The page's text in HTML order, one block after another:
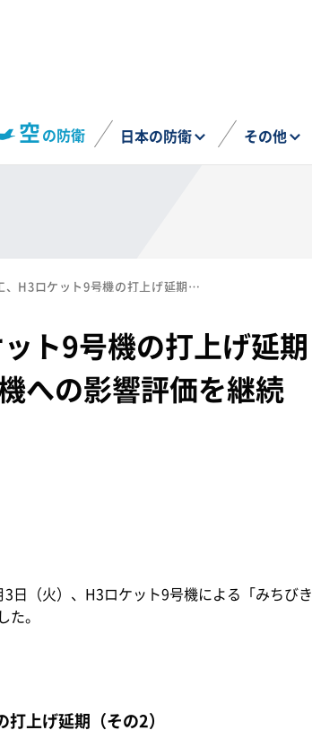
空の防衛 日本の防衛 その他
JAXA・三菱重工、H3ロケット9号機の打上げ延期（その2）を発表 後続号機への影響評価を継続（2月3日）
ト9号機の打上げ延期
への影響評価を継続
日（火）、H3ロケット9号機による「みちびき
。
上げ延期（その2）